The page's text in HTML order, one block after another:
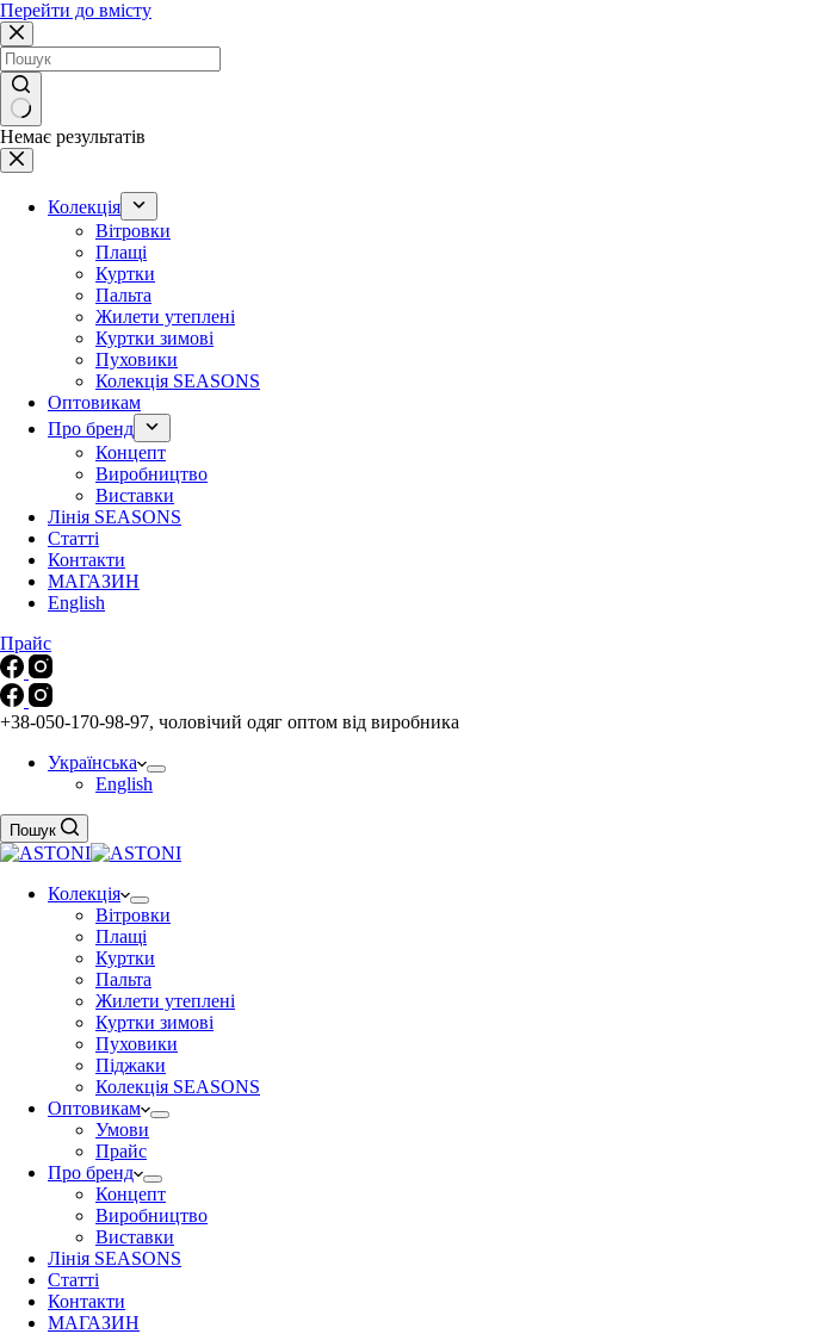
Перейти до вмісту
Немає результатів
Колекція
Вітровки
Плащі
Куртки
Пальта
Жилети утеплені
Куртки зимові
Пуховики
Колекція SEASONS
Оптовикам
Про бренд
Концепт
Виробництво
Виставки
Лінія SEASONS
Статті
Контакти
МАГАЗИН
English
Прайс
+38-050-170-98-97, чоловічий одяг оптом від виробника
Українська
English
Пошук
Колекція
Вітровки
Плащі
Куртки
Пальта
Жилети утеплені
Куртки зимові
Пуховики
Піджаки
Колекція SEASONS
Оптовикам
Умови
Прайс
Про бренд
Концепт
Виробництво
Виставки
Лінія SEASONS
Статті
Контакти
МАГАЗИН